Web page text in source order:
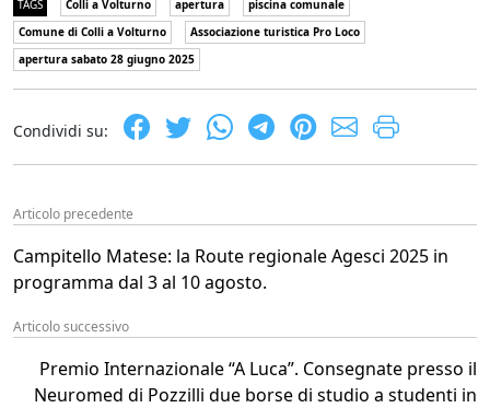
TAGS Colli a Volturno apertura
piscina comunale
Comune di Colli a Volturno
Associazione turistica Pro Loco
apertura sabato 28 giugno 2025
Condividi su:
Articolo precedente
Campitello Matese: la Route regionale Agesci 2025 in
programma dal 3 al 10 agosto.
Articolo successivo
Premio Internazionale “A Luca”. Consegnate presso il
Neuromed di Pozzilli due borse di studio a studenti in